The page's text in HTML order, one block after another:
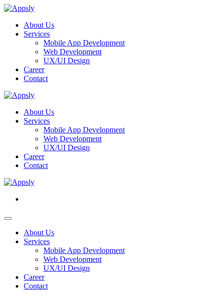
About Us
Services
Mobile App Development
Web Development
UX/UI Design
Career
Contact
About Us
Services
Mobile App Development
Web Development
UX/UI Design
Career
Contact
About Us
Services
Mobile App Development
Web Development
UX/UI Design
Career
Contact